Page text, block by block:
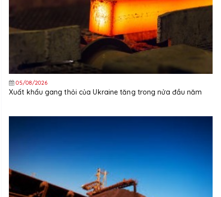
05/08/2026
Xuất khẩu gang thỏi của Ukraine tăng trong nửa đầu năm